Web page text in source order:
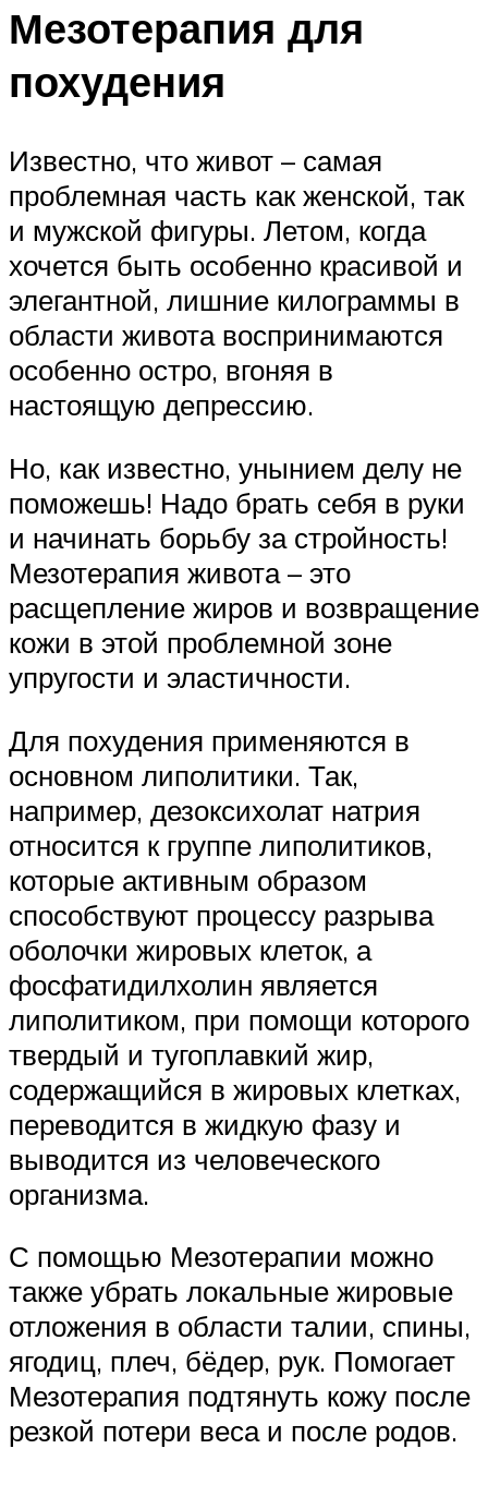
Мезотерапия для
похудения
Известно, что живот – самая
проблемная часть как женской, так
и мужской фигуры. Летом, когда
хочется быть особенно красивой и
элегантной, лишние килограммы в
области живота воспринимаются
особенно остро, вгоняя в
настоящую депрессию.
Но, как известно, унынием делу не
поможешь! Надо брать себя в руки
и начинать борьбу за стройность!
Мезотерапия живота – это
расщепление жиров и возвращение
кожи в этой проблемной зоне
упругости и эластичности.
Для похудения применяются в
основном липолитики. Так,
например, дезоксихолат натрия
относится к группе липолитиков,
которые активным образом
способствуют процессу разрыва
оболочки жировых клеток, а
фосфатидилхолин является
липолитиком, при помощи которого
твердый и тугоплавкий жир,
содержащийся в жировых клетках,
переводится в жидкую фазу и
выводится из человеческого
организма.
С помощью Мезотерапии можно
также убрать локальные жировые
отложения в области талии, спины,
ягодиц, плеч, бёдер, рук. Помогает
Мезотерапия подтянуть кожу после
резкой потери веса и после родов.